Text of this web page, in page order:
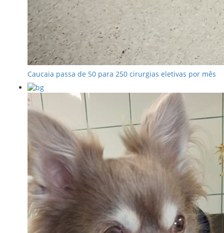
Caucaia passa de 50 para 250 cirurgias eletivas por mês